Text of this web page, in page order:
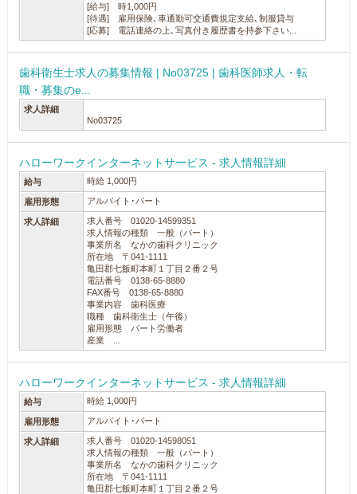
[給与] 時1,000円
[待遇] 雇用保険､車通勤可交通費規定支給､制服貸与
[応募] 電話連絡の上､写真付き履歴書を持参下さい...
歯科衛生士求人の募集情報 | No03725 | 歯科医師求人・転
職・募集のe...
求人詳細
No03725
ハローワークインターネットサービス - 求人情報詳細
給与 時給 1,000円
雇用形態 アルバイト･パート
求人詳細
求人番号 01020-14599351
求人情報の種類 一般（パート）
事業所名 なかの歯科クリニック
所在地 〒041-1111
亀田郡七飯町本町１丁目２番２号
電話番号 0138-65-8880
FAX番号 0138-65-8880
事業内容 歯科医療
職種 歯科衛生士（午後）
雇用形態 パート労働者
産業 ...
ハローワークインターネットサービス - 求人情報詳細
給与 時給 1,000円
雇用形態 アルバイト･パート
求人詳細
求人番号 01020-14598051
求人情報の種類 一般（パート）
事業所名 なかの歯科クリニック
所在地 〒041-1111
亀田郡七飯町本町１丁目２番２号